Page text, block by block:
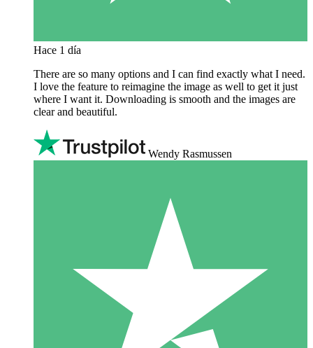
Hace 1 día
There are so many options and I can find exactly what I need.
I love the feature to reimagine the image as well to get it just
where I want it. Downloading is smooth and the images are
clear and beautiful.
Wendy Rasmussen